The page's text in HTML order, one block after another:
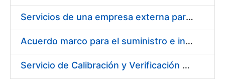
Servicios de una empresa externa para el asesoramiento y resolución de los recursos de alzada que se presentan relacionados con procesos de selección para la FNMT-RCM
Acuerdo marco para el suministro e instalación de persianas, estores y otros complementos
Servicio de Calibración y Verificación Externa de los Equipos de Medición del Servicio de Prevención de la FNMT-RCM